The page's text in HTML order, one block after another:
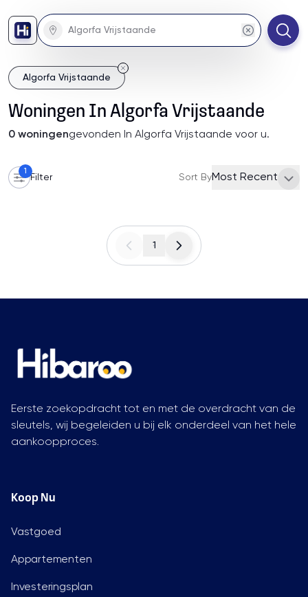
Algorfa Vrijstaande
Woningen In Algorfa Vrijstaande
0 woningengevonden In Algorfa Vrijstaande voor u.
1
Filter Sort ByMost Recent
1
Eerste zoekopdracht tot en met de overdracht van de
sleutels, wij begeleiden u bij elk onderdeel van het hele
aankoopproces.
Koop Nu
Vastgoed
Appartementen
Investeringsplan